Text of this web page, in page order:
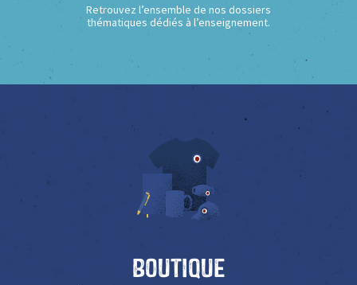
Retrouvez l’ensemble de nos dossiers
thématiques dédiés à l’enseignement.
Boutique